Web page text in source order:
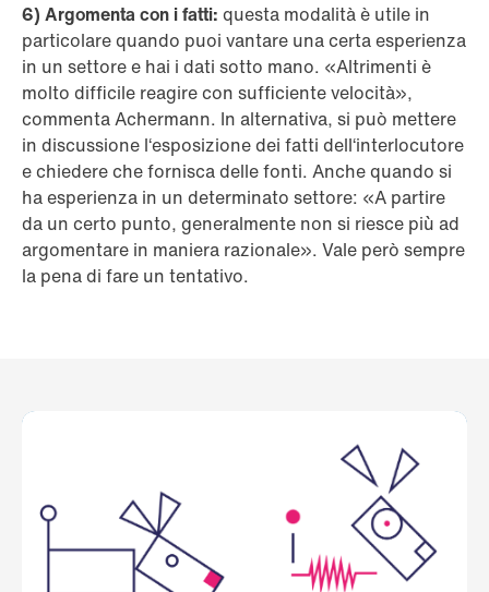
6) Argomenta con i fatti: questa modalità è utile in
particolare quando puoi vantare una certa esperienza
in un settore e hai i dati sotto mano. «Altrimenti è
molto difficile reagire con sufficiente velocità»,
commenta Achermann. In alternativa, si può mettere
in discussione l‘esposizione dei fatti dell‘interlocutore
e chiedere che fornisca delle fonti. Anche quando si
ha esperienza in un determinato settore: «A partire
da un certo punto, generalmente non si riesce più ad
argomentare in maniera razionale». Vale però sempre
la pena di fare un tentativo.